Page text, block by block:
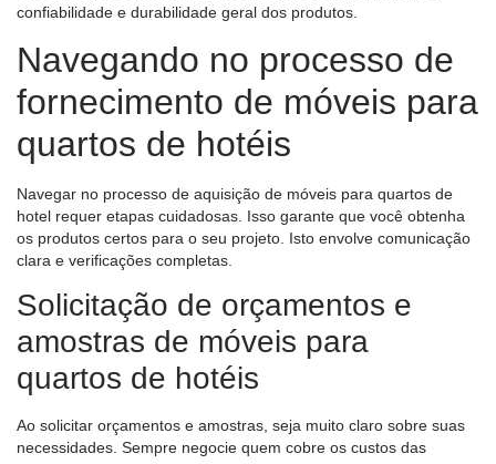
confiabilidade e durabilidade geral dos produtos.
Navegando no processo de
fornecimento de móveis para
quartos de hotéis
Navegar no processo de aquisição de móveis para quartos de
hotel requer etapas cuidadosas. Isso garante que você obtenha
os produtos certos para o seu projeto. Isto envolve comunicação
clara e verificações completas.
Solicitação de orçamentos e
amostras de móveis para
quartos de hotéis
Ao solicitar orçamentos e amostras, seja muito claro sobre suas
necessidades. Sempre negocie quem cobre os custos das